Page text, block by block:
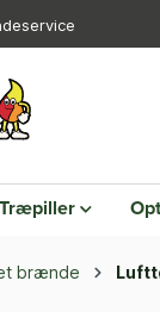
Træpiller
brænde